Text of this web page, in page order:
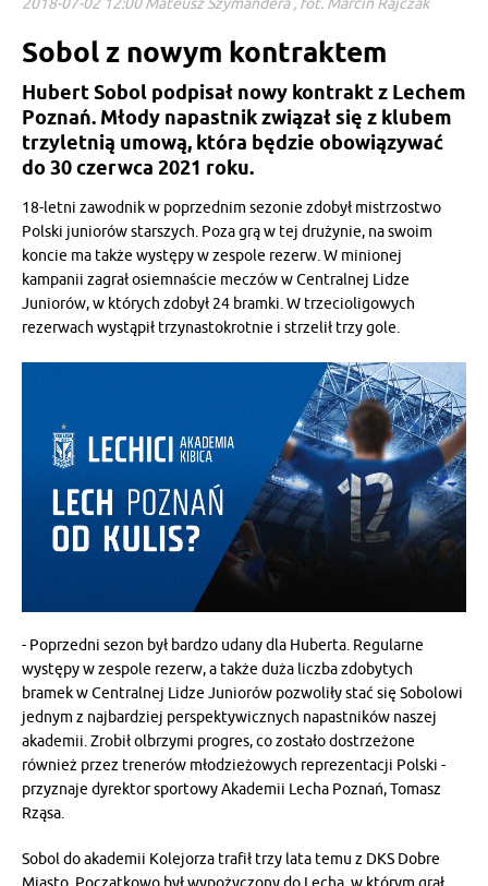
Sobol z nowym kontraktem
Hubert Sobol podpisał nowy kontrakt z Lechem
Poznań. Młody napastnik związał się z klubem
trzyletnią umową, która będzie obowiązywać
do 30 czerwca 2021 roku.
18-letni zawodnik w poprzednim sezonie zdobył mistrzostwo
Polski juniorów starszych. Poza grą w tej drużynie, na swoim
koncie ma także występy w zespole rezerw. W minionej
kampanii zagrał osiemnaście meczów w Centralnej Lidze
Juniorów, w których zdobył 24 bramki. W trzecioligowych
rezerwach wystąpił trzynastokrotnie i strzelił trzy gole.
- Poprzedni sezon był bardzo udany dla Huberta. Regularne
występy w zespole rezerw, a także duża liczba zdobytych
bramek w Centralnej Lidze Juniorów pozwoliły stać się Sobolowi
jednym z najbardziej perspektywicznych napastników naszej
akademii. Zrobił olbrzymi progres, co zostało dostrzeżone
również przez trenerów młodzieżowych reprezentacji Polski -
przyznaje dyrektor sportowy Akademii Lecha Poznań, Tomasz
Rząsa.
Sobol do akademii Kolejorza trafił trzy lata temu z DKS Dobre